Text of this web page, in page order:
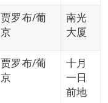
贾罗布/葡
京
南光
大厦
贾罗布/葡
京
十月
一日
前地